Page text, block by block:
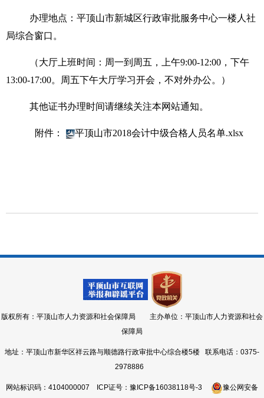
办理地点：平顶山市新城区行政审批服务中心一楼人社
局综合窗口。
（大厅上班时间：周一到周五，上午9:00-12:00，下午
13:00-17:00。周五下午大厅学习开会，不对外办公。）
其他证书办理时间请继续关注本网站通知。
附件： 平顶山市2018会计中级合格人员名单.xlsx
版权所有：平顶山市人力资源和社会保障局 主办单位：平顶山市人力资源和社会
保障局
地址：平顶山市新华区祥云路与顺德路行政审批中心综合楼5楼 联系电话：0375-
2978886
网站标识码：4104000007 ICP证号：豫ICP备16038118号-3 豫公网安备